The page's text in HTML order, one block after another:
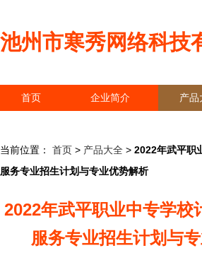
池州市寒秀网络科技
首页 企业简介 产品
当前位置： 首页 > 产品大全 > 2022年武平职
服务专业招生计划与专业优势解析
2022年武平职业中专学校
服务专业招生计划与